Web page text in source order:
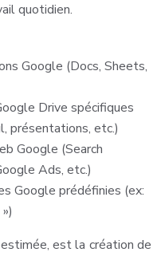
quotidien.
Google (Docs, Sheets,
Drive spécifiques
présentations, etc.)
Google (Search
Ads, etc.)
Google prédéfinies (ex:
est la création de